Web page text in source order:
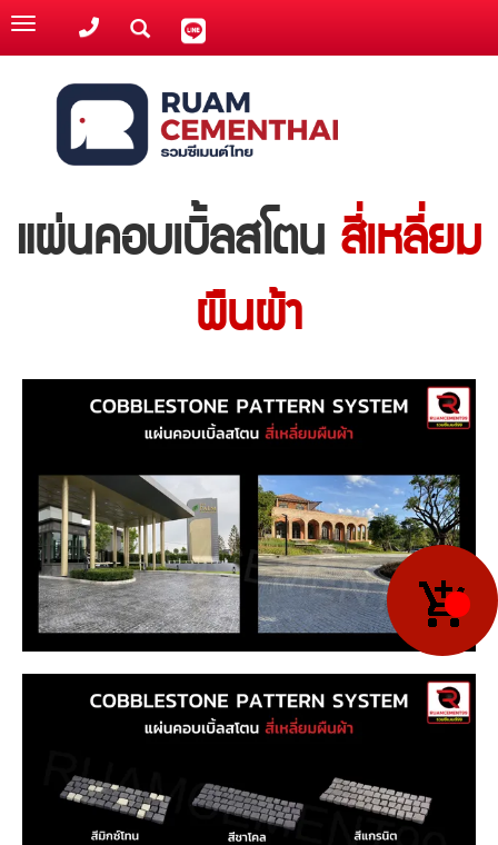
Toggle
navigation
แผ่นคอบเบิ้ลสโตน สี่เหลี่ยม
ผืนผ้า